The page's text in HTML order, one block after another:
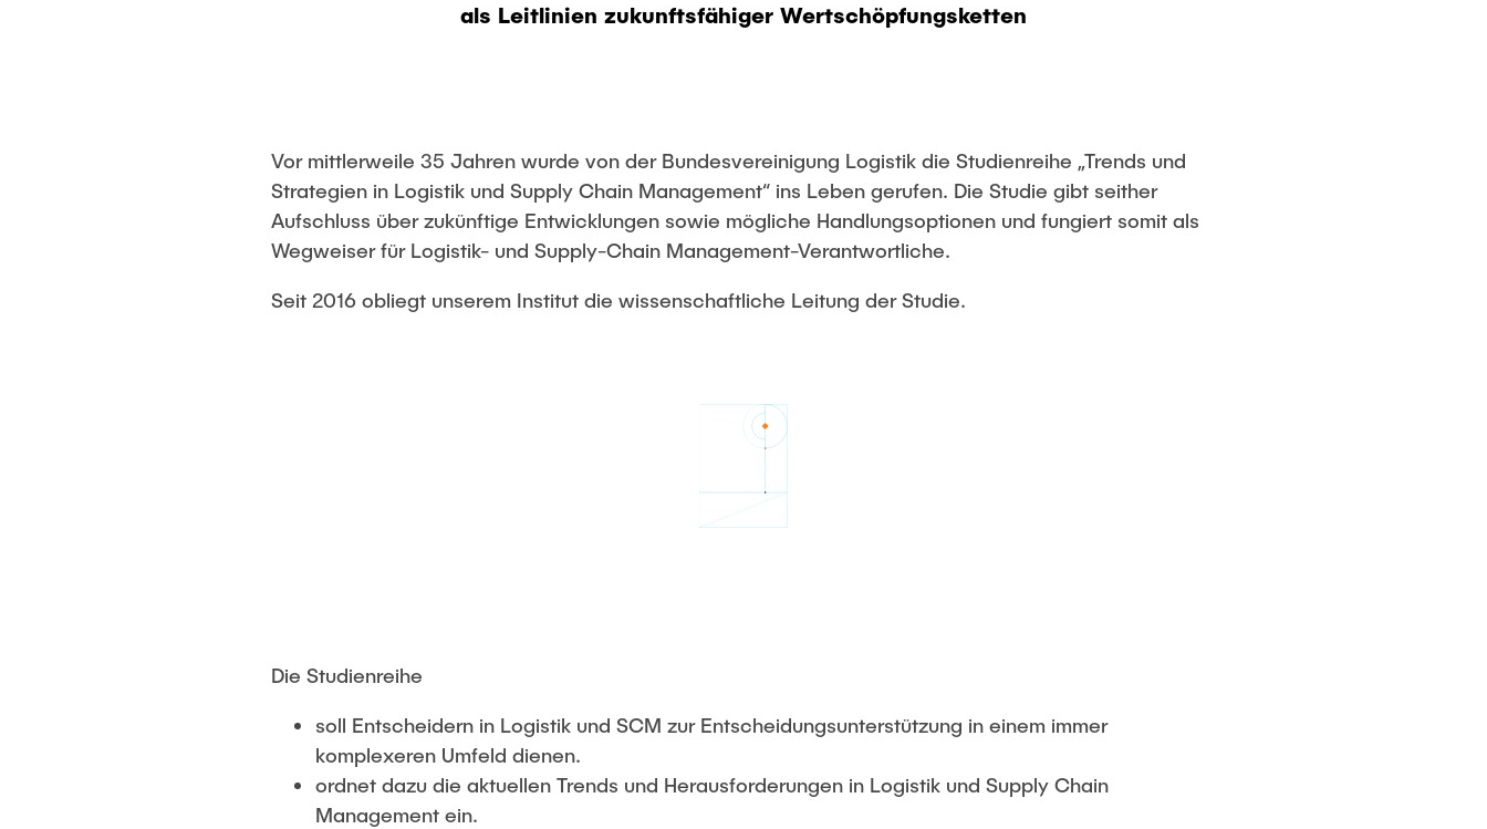
als Leitlinien zukunftsfähiger Wertschöpfungsketten
Vor mittlerweile 35 Jahren wurde von der Bundesvereinigung Logistik die Studienreihe „Trends und
Strategien in Logistik und Supply Chain Management“ ins Leben gerufen. Die Studie gibt seither
Aufschluss über zukünftige Entwicklungen sowie mögliche Handlungsoptionen und fungiert somit als
Wegweiser für Logistik- und Supply-Chain Management-Verantwortliche.
Seit 2016 obliegt unserem Institut die wissenschaftliche Leitung der Studie.
Die Studienreihe
soll Entscheidern in Logistik und SCM zur Entscheidungsunterstützung in einem immer
komplexeren Umfeld dienen.
ordnet dazu die aktuellen Trends und Herausforderungen in Logistik und Supply Chain
Management ein.